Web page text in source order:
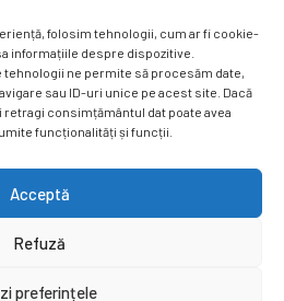
folosim tehnologii, cum ar fi cookie-
informațiile despre dispozitive.
ne permite să procesăm date,
sau ID-uri unice pe acest site. Dacă
consimțământul dat poate avea
funcționalități și funcții.
Acceptă
Refuză
preferințele